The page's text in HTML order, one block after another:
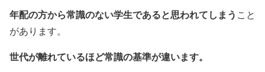
年配の方から常識のない学生であると思われてしまう こと
があります。
世代が離れているほど常識の基準が違います。